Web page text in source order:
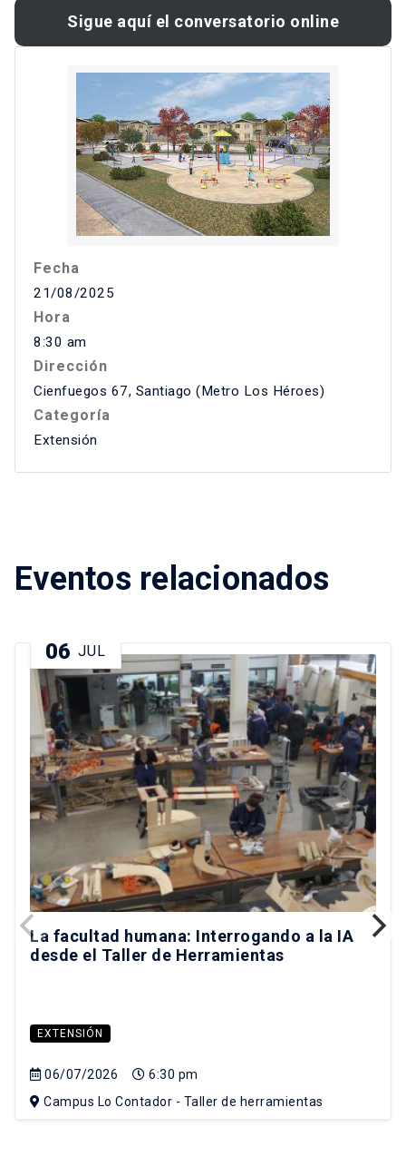
Sigue aquí el conversatorio online
Fecha
21/08/2025
Hora
8:30 am
Dirección
Cienfuegos 67, Santiago (Metro Los Héroes)
Categoría
Extensión
Eventos relacionados
06 JUL
La facultad humana: Interrogando a la IA
desde el Taller de Herramientas
EXTENSIÓN
06/07/2026
6:30 pm
Campus Lo Contador - Taller de herramientas